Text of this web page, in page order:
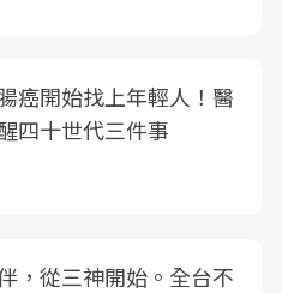
癌開始找上年輕人！醫
四十世代三件事
，從三神開始。全台不